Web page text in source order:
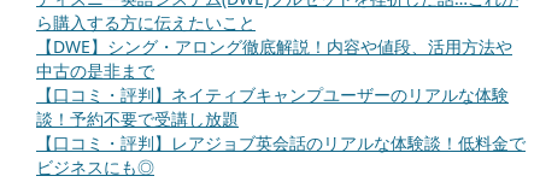
ら購入する方に伝えたいこと
【DWE】シング・アロング徹底解説！内容や値段、活用方法や
中古の是非まで
【口コミ・評判】ネイティブキャンプユーザーのリアルな体験
談！予約不要で受講し放題
【口コミ・評判】レアジョブ英会話のリアルな体験談！低料金で
ビジネスにも◎